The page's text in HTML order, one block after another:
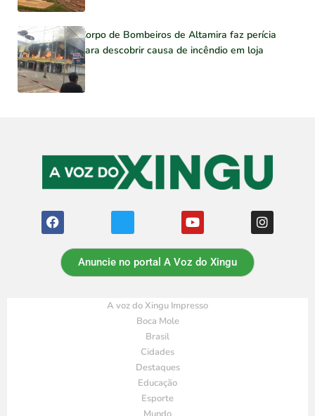
Corpo de Bombeiros de Altamira faz perícia
para descobrir causa de incêndio em loja
Anuncie no portal A Voz do Xingu
A voz do Xingu Impresso
Boca Mole
Brasil
Cidades
Destaques
Educação
Esporte